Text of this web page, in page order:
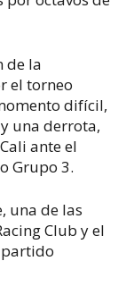
de la
el torneo
difícil,
una derrota,
ante el
Grupo 3.
una de las
Club y el
partido